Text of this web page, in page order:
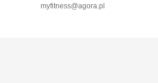
myfitness@agora.pl